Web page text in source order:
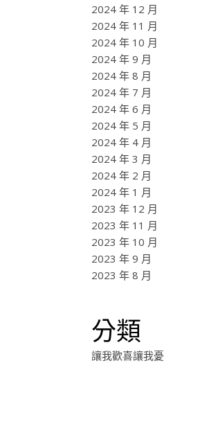
2024 年 12 月
2024 年 11 月
2024 年 10 月
2024 年 9 月
2024 年 8 月
2024 年 7 月
2024 年 6 月
2024 年 5 月
2024 年 4 月
2024 年 3 月
2024 年 2 月
2024 年 1 月
2023 年 12 月
2023 年 11 月
2023 年 10 月
2023 年 9 月
2023 年 8 月
分類
讓我歡喜讓我憂